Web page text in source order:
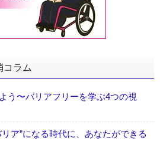
コラム
う〜バリアフリーを学ぶ4つの視
リア”になる時代に、あなたができる